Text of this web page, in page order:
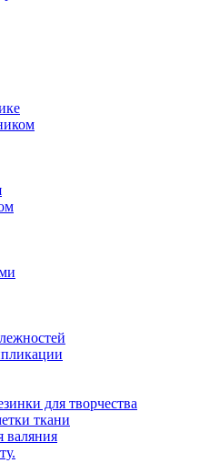
для творчества
ткани
валяния